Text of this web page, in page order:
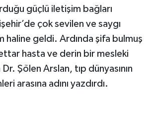
güçlü iletişim bağları
çok sevilen ve saygı
haline geldi. Ardında şifa bulmuş
hasta ve derin bir mesleki
Şölen Arslan, tıp dünyasının
arasına adını yazdırdı.